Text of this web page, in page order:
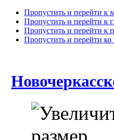
Пропустить и перейти к
Пропустить и перейти к
Пропустить и перейти к
Пропустить и перейти ко